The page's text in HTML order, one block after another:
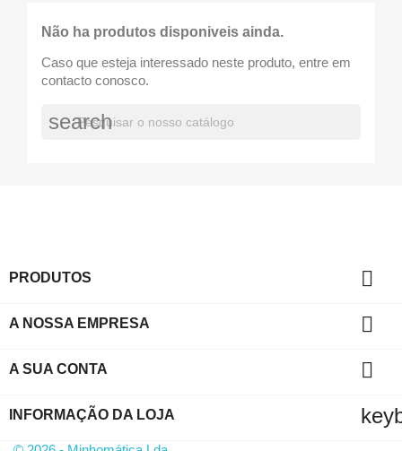
Não ha produtos disponiveis ainda.
Caso que esteja interessado neste produto, entre em
contacto conosco.
search
PRODUTOS 
A NOSSA EMPRESA 
A SUA CONTA 
INFORMAÇÃO DA LOJA